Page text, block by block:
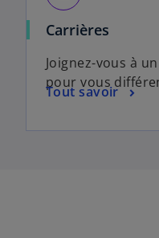
Carrières
Joignez-vous à
pour vous
Tout savoir